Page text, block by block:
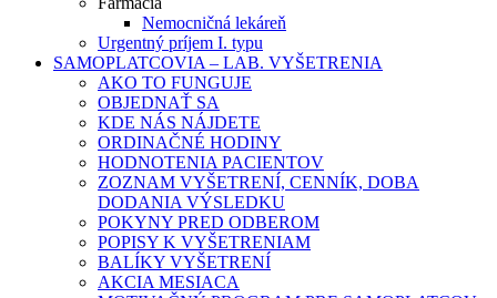
Nemocničná lekáreň
Urgentný príjem I. typu
SAMOPLATCOVIA – LAB. VYŠETRENIA
AKO TO FUNGUJE
OBJEDNAŤ SA
KDE NÁS NÁJDETE
ORDINAČNÉ HODINY
HODNOTENIA PACIENTOV
ZOZNAM VYŠETRENÍ, CENNÍK, DOBA
DODANIA VÝSLEDKU
POKYNY PRED ODBEROM
POPISY K VYŠETRENIAM
BALÍKY VYŠETRENÍ
AKCIA MESIACA